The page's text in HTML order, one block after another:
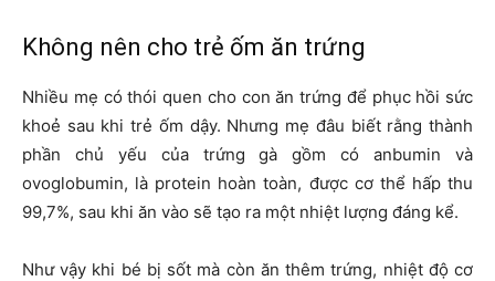
Không nên cho trẻ ốm ăn trứng
Nhiều mẹ có thói quen cho con ăn trứng để phục hồi sức
khoẻ sau khi trẻ ốm dậy. Nhưng mẹ đâu biết rằng thành
phần chủ yếu của trứng gà gồm có anbumin và
ovoglobumin, là protein hoàn toàn, được cơ thể hấp thu
99,7%, sau khi ăn vào sẽ tạo ra một nhiệt lượng đáng kể.
Như vậy khi bé bị sốt mà còn ăn thêm trứng, nhiệt độ cơ